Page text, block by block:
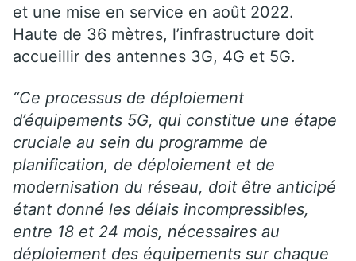
et une mise en service en août 2022.
Haute de 36 mètres, l’infrastructure doit
accueillir des antennes 3G, 4G et 5G.
“Ce processus de déploiement
d’équipements 5G, qui constitue une étape
cruciale au sein du programme de
planification, de déploiement et de
modernisation du réseau, doit être anticipé
étant donné les délais incompressibles,
entre 18 et 24 mois, nécessaires au
déploiement des équipements sur chaque